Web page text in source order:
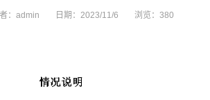
： admin 日期： 2023/11/6 浏览： 380